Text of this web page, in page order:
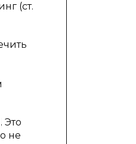
(ст.
Это
не